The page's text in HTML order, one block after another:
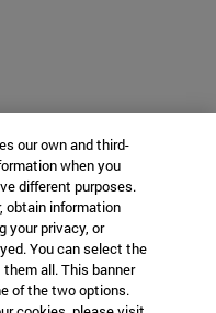
our own and third-
when you
different purposes.
obtain information
your privacy, or
You can select the
all. This banner
of the two options.